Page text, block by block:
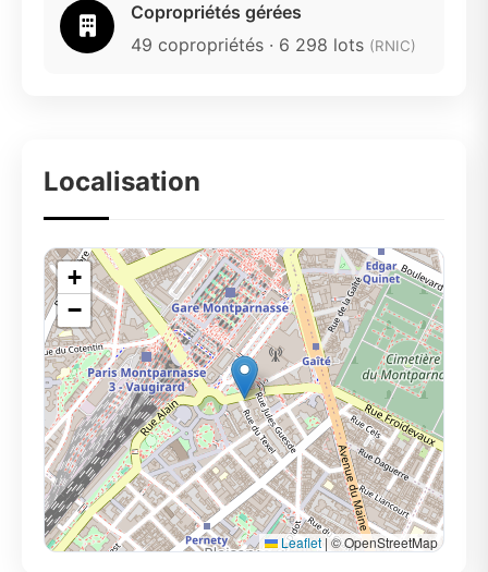
Copropriétés gérées
49 copropriétés · 6 298 lots (RNIC)
Localisation
+
−
Leaflet |© OpenStreetMap